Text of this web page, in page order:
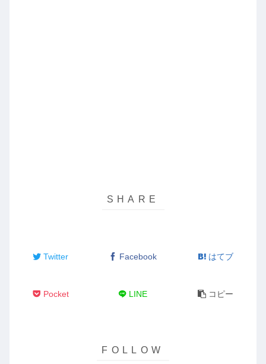
Twitter Facebook はてブ
Pocket LINE コピー